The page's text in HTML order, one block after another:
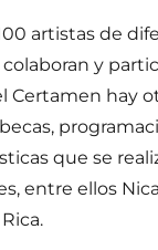
artistas de
y
Certamen hay
que se
entre ellos